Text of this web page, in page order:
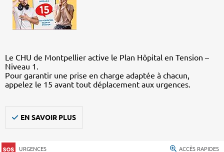
Le CHU de Montpellier active le Plan Hôpital en Tension –
Niveau 1.
Pour garantir une prise en charge adaptée à chacun,
appelez le 15 avant tout déplacement aux urgences.
EN SAVOIR PLUS
URGENCES ACCÈS RAPIDES